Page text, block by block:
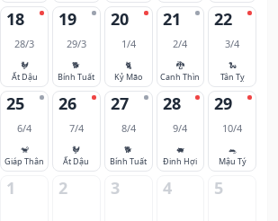
18
28/3
🐓
Ất Dậu
19
29/3
🐕
Bính Tuất
20
1/4
🐈
Kỷ Mão
21
2/4
🐉
Canh Thìn
22
3/4
🐍
Tân Tỵ
25
6/4
🐒
Giáp Thân
26
7/4
🐓
Ất Dậu
27
8/4
🐕
Bính Tuất
28
9/4
🐖
Đinh Hợi
29
10/4
🐀
Mậu Tý
1 2 3 4 5